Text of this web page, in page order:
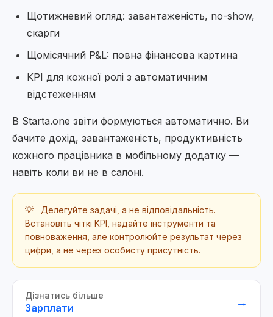
Щотижневий огляд: завантаженість, no-show,
скарги
Щомісячний P&L: повна фінансова картина
KPI для кожної ролі з автоматичним
відстеженням
В Starta.one звіти формуються автоматично. Ви
бачите дохід, завантаженість, продуктивність
кожного працівника в мобільному додатку —
навіть коли ви не в салоні.
💡
Делегуйте задачі, а не відповідальність.
Встановіть чіткі KPI, надайте інструменти та
повноваження, але контролюйте результат через
цифри, а не через особисту присутність.
Дізнатись більше
Зарплати →